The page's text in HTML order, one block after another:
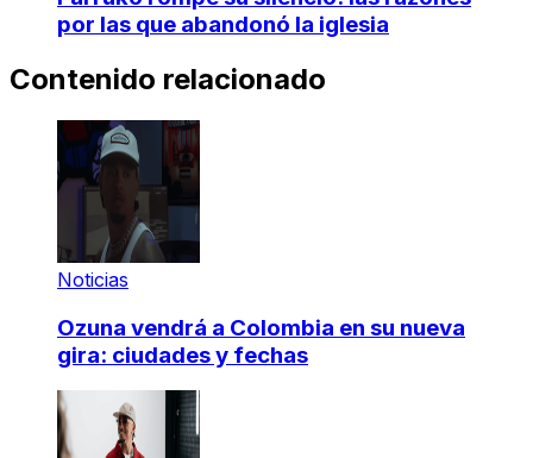
por las que abandonó la iglesia
Contenido relacionado
Noticias
Ozuna vendrá a Colombia en su nueva
gira: ciudades y fechas